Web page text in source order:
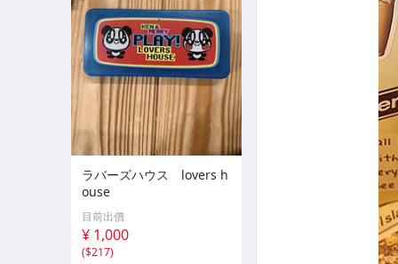
ラバーズハウス lovers h
ouse
目前出價
¥ 1,000
($217)